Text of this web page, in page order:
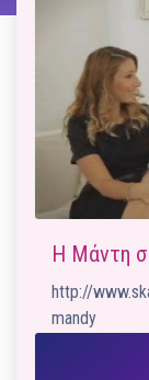
Η Μάντη
http://
mandy